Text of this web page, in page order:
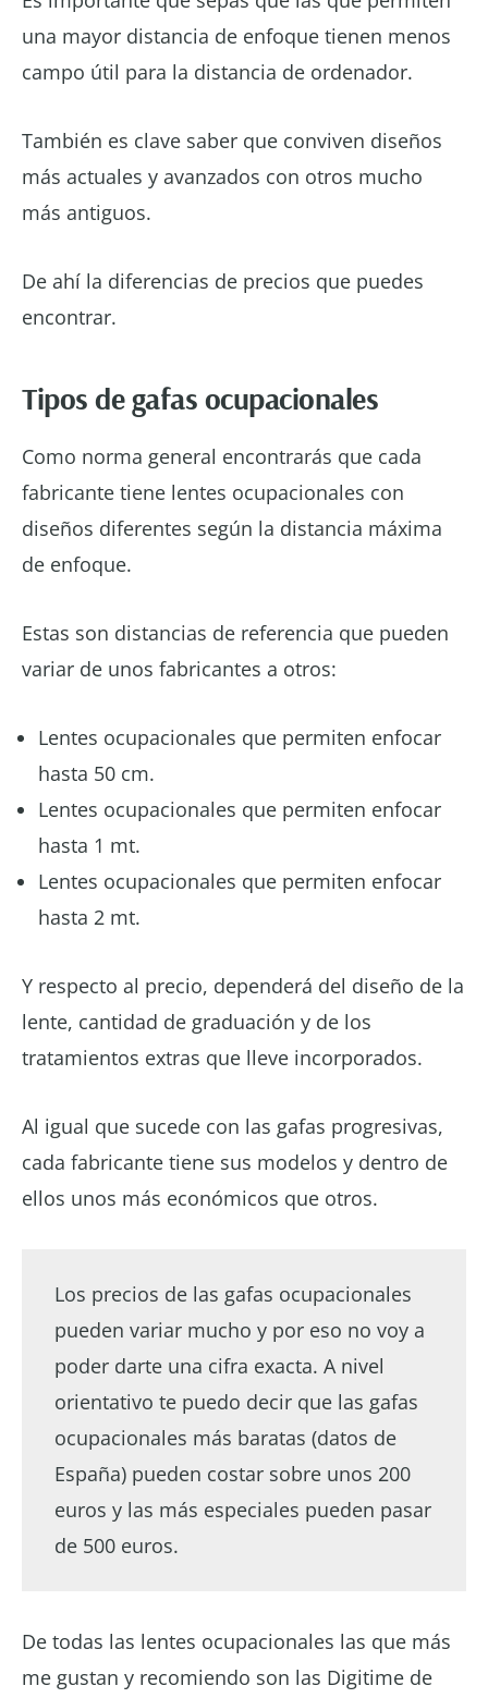
una mayor distancia de enfoque tienen menos
campo útil para la distancia de ordenador.
También es clave saber que conviven diseños
más actuales y avanzados con otros mucho
más antiguos.
De ahí la diferencias de precios que puedes
encontrar.
Tipos de gafas ocupacionales
Como norma general encontrarás que cada
fabricante tiene lentes ocupacionales con
diseños diferentes según la distancia máxima
de enfoque.
Estas son distancias de referencia que pueden
variar de unos fabricantes a otros:
Lentes ocupacionales que permiten enfocar
hasta 50 cm.
Lentes ocupacionales que permiten enfocar
hasta 1 mt.
Lentes ocupacionales que permiten enfocar
hasta 2 mt.
Y respecto al precio, dependerá del diseño de la
lente, cantidad de graduación y de los
tratamientos extras que lleve incorporados.
Al igual que sucede con las gafas progresivas,
cada fabricante tiene sus modelos y dentro de
ellos unos más económicos que otros.
Los precios de las gafas ocupacionales
pueden variar mucho y por eso no voy a
poder darte una cifra exacta. A nivel
orientativo te puedo decir que las gafas
ocupacionales más baratas (datos de
España) pueden costar sobre unos 200
euros y las más especiales pueden pasar
de 500 euros.
De todas las lentes ocupacionales las que más
me gustan y recomiendo son las Digitime de